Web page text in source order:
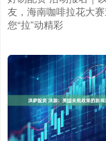
友，海南咖啡拉花大
您“拉”动精彩